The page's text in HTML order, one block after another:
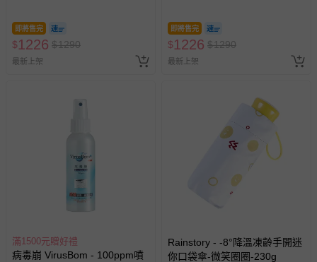
即將售完
$1226 $1290
最新上架
即將售完
$1226 $1290
最新上架
滿1500元贈好禮
病毒崩 VirusBom - 100ppm噴
Rainstory - -8°降溫凍齡手開迷
你口袋傘-微笑圈圈-230g